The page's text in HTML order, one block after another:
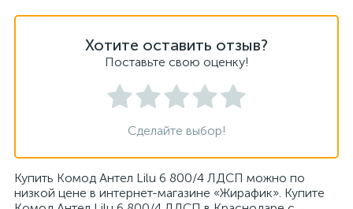
Хотите оставить отзыв?
Поставьте свою оценку!
Сделайте выбор!
Купить Комод Антел Lilu 6 800/4 ЛДСП можно по
низкой цене в интернет-магазине «Жирафик». Купите